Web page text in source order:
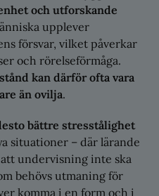
och utforskande
upplever
försvar, vilket påverkar
och rörelseförmåga.
kan därför ofta vara
än ovilja.
bättre stresstålighet
situationer – där lärande
undervisning inte ska
behövs utmaning för
komma i en form och i